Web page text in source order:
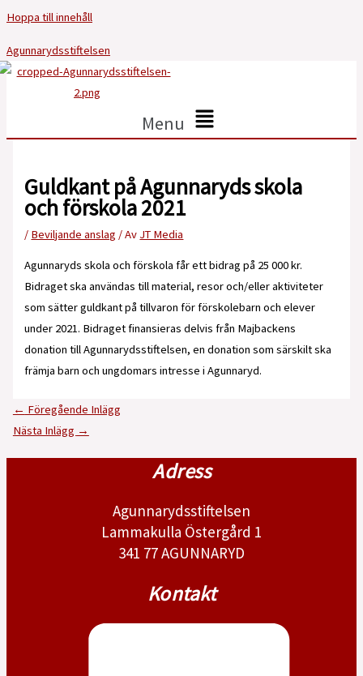
Hoppa till innehåll
Agunnarydsstiftelsen
Menu
Guldkant på Agunnaryds skola
och förskola 2021
/ Beviljande anslag / Av JT Media
Agunnaryds skola och förskola får ett bidrag på 25 000 kr.
Bidraget ska användas till material, resor och/eller aktiviteter
som sätter guldkant på tillvaron för förskolebarn och elever
under 2021. Bidraget finansieras delvis från Majbackens
donation till Agunnarydsstiftelsen, en donation som särskilt ska
främja barn och ungdomars intresse i Agunnaryd.
← Föregående Inlägg
Nästa Inlägg →
Adress
Agunnarydsstiftelsen
Lammakulla Östergård 1
341 77 AGUNNARYD
Kontakt